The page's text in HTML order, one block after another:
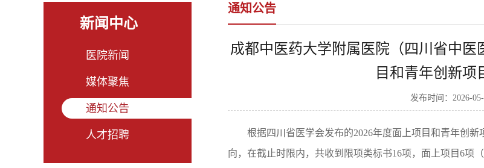
新闻中心
医院新闻
媒体聚焦
通知公告
人才招聘
通知公告
成都中医药大学附属医院（四川省中
目和青年创新项
发布时间：2026-
根据四川省医学会发布的2026年度面上项目和青年创
向，在截止时限内，共收到限项类标书16项，面上项目6项